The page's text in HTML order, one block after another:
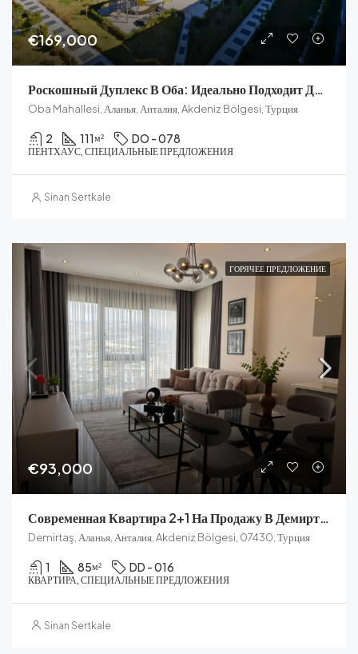
€169,000
Роскошный Дуплекс В Оба: Идеально Подходит Для Семей
Oba Mahallesi, Аланья, Анталия, Akdeniz Bölgesi, Турция
2 111м² DO - 078
ПЕНТХАУС, СПЕЦИАЛЬНЫЕ ПРЕДЛОЖЕНИЯ
Sinan Sertkale
ГОРЯЧЕЕ ПРЕДЛОЖЕНИЕ
€93,000
Современная Квартира 2+1 На Продажу В Демирташе
Demirtaş, Аланья, Анталия, Akdeniz Bölgesi, 07430, Турция
1 85м² DD - 016
КВАРТИРА, СПЕЦИАЛЬНЫЕ ПРЕДЛОЖЕНИЯ
Sinan Sertkale